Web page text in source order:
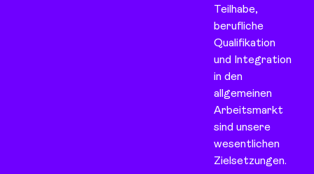
Teilhabe,
berufliche
Qualifikation
und Integration
in den
allgemeinen
Arbeitsmarkt
sind unsere
wesentlichen
Zielsetzungen.